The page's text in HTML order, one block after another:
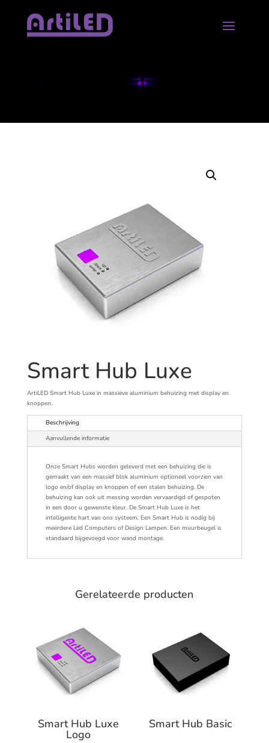
Smart Hub Luxe
ArtiLED Smart Hub Luxe in massieve aluminium behuizing met display en
knoppen.
Beschrijving
Aanvullende informatie
Onze Smart Hubs worden geleverd met een behuizing die is
gemaakt van een massief blok aluminium optioneel voorzien van
logo en/of display en knoppen of een stalen behuizing. De
behuizing kan ook uit messing worden vervaardigd of gespoten
in een door u gewenste kleur. De Smart Hub Luxe is het
intelligente hart van ons systeem. Een Smart Hub is nodig bij
meerdere Led Computers of Design Lampen. Een muurbeugel is
standaard bijgevoegd voor wand montage.
Gerelateerde producten
Smart Hub Luxe
Logo
Smart Hub Basic